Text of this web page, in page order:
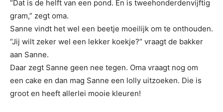
“Dat is de helft van een pond. En is tweehonderdenvijftig
gram,” zegt oma.
Sanne vindt het wel een beetje moeilijk om te onthouden.
“Jij wilt zeker wel een lekker koekje?” vraagt de bakker
aan Sanne.
Daar zegt Sanne geen nee tegen. Oma vraagt nog om
een cake en dan mag Sanne een lolly uitzoeken. Die is
groot en heeft allerlei mooie kleuren!